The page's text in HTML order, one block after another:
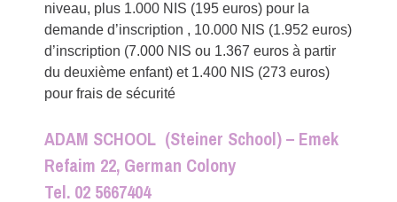
niveau, plus 1.000 NIS (195 euros) pour la
demande d’inscription , 10.000 NIS (1.952 euros)
d’inscription (7.000 NIS ou 1.367 euros à partir
du deuxième enfant) et 1.400 NIS (273 euros)
pour frais de sécurité
ADAM SCHOOL (Steiner School) – Emek
Refaim 22, German Colony
Tel. 02 5667404